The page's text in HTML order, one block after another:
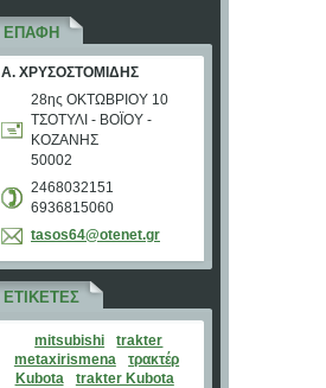
ΕΠΑΦΉ
Α. ΧΡΥΣΟΣΤΟΜΙΔΗΣ
28ης ΟΚΤΩΒΡΙΟΥ 10
ΤΣΟΤΥΛΙ - ΒΟΪΟΥ -
ΚΟΖΑΝΗΣ
50002
2468032151
6936815060
tasos64@otenet.gr
ΕΤΙΚΈΤΕΣ
mitsubishi
trakter
metaxirismena
τρακτέρ
Kubota
trakter Kubota